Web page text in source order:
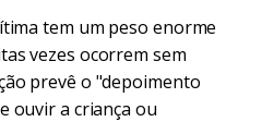
tem um peso enorme
vezes ocorrem sem
prevê o "depoimento
ouvir a criança ou